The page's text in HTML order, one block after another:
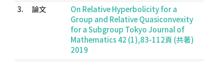
3.
論文
On Relative Hyperbolicity for a
Group and Relative Quasiconvexity
for a Subgroup Tokyo Journal of
Mathematics 42 (1),83-112頁 (共著)
2019